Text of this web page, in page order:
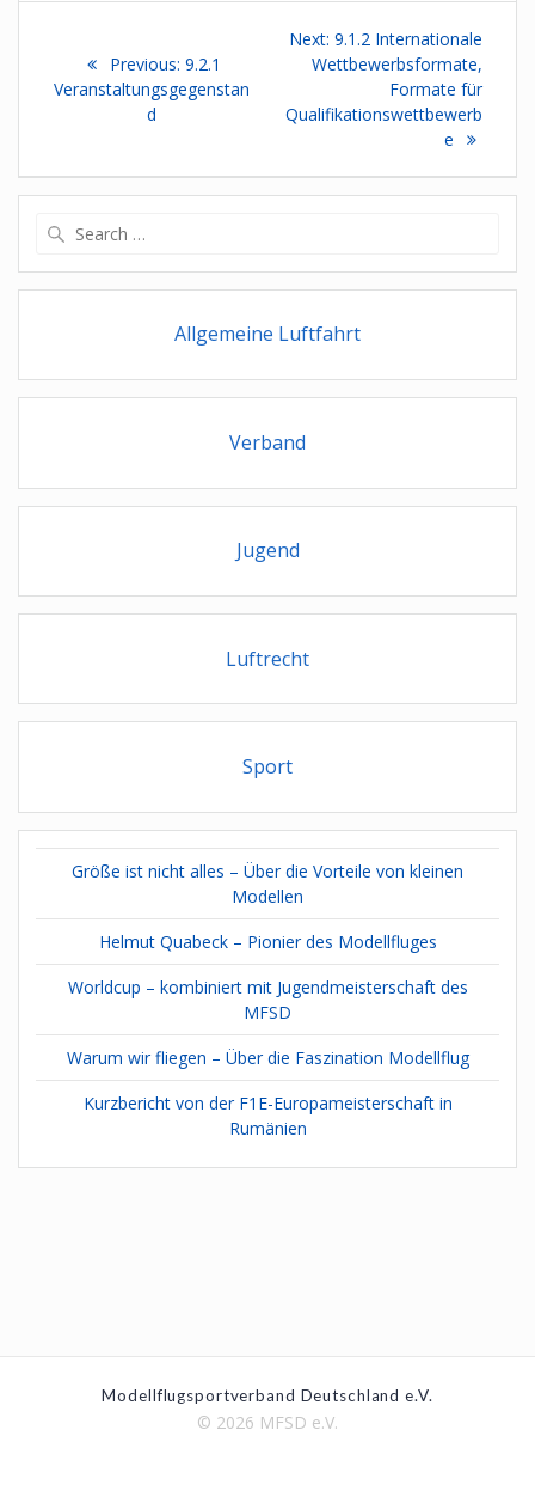
Beitragsnavigation
Previous: Previous
post:
9.2.1
Veranstaltungsgegenstan
d
Next: Next
post:
9.1.2 Internationale
Wettbewerbsformate,
Formate für
Qualifikationswettbewerb
e
Allgemeine Luftfahrt
Verband
Jugend
Luftrecht
Sport
Größe ist nicht alles – Über die Vorteile von kleinen
Modellen
Helmut Quabeck – Pionier des Modellfluges
Worldcup – kombiniert mit Jugendmeisterschaft des
MFSD
Warum wir fliegen – Über die Faszination Modellflug
Kurzbericht von der F1E-Europameisterschaft in
Rumänien
Modellflugsportverband Deutschland e.V.
© 2026 MFSD e.V.